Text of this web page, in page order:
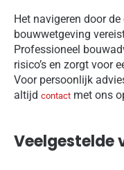
Het navigeren door
bouwwetgeving
Professioneel
risico’s en zorgt voor
Voor persoonlijk
altijd contact met ons
Veelgestelde